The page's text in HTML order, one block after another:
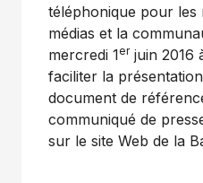
téléphonique pour les
médias et la
mercredi 1erjuin 2016
faciliter la
document de
communiqué de
sur le site Web de la